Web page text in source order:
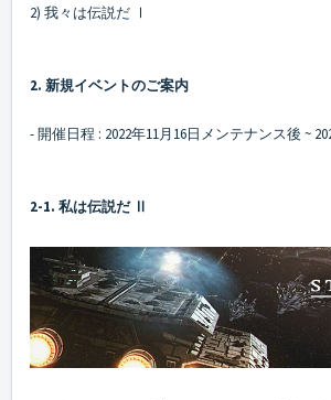
2) 我々は伝説だ Ⅰ
2. 新規イベントのご案内
- 開催日程 : 2022年11月16日メンテナンス後 ~
2-1. 私は伝説だ Ⅱ